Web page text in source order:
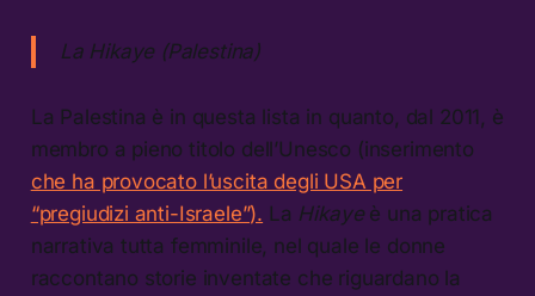
La Hikaye (Palestina)
La Palestina è in questa lista in quanto, dal 2011, è
membro a pieno titolo dell’Unesco (inserimento
che ha provocato l’uscita degli USA per
“pregiudizi anti-Israele”). La Hikaye è una pratica
narrativa tutta femminile, nel quale le donne
raccontano storie inventate che riguardano la